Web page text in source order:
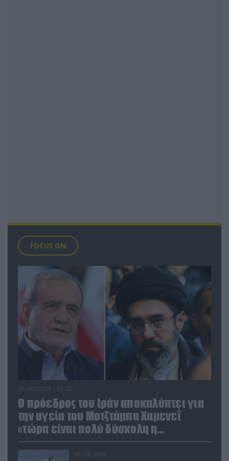
FOCUS ON
Ο πρόεδρος του Ιράν αποκαλύπτει για
την υγεία του Μοτζτάμπα Χαμενεΐ
«τώρα είναι πολύ δύσκολη η
επικοινωνία»